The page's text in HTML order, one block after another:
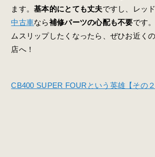
ます。基本的にとても丈夫ですし、レッ
中古車なら補修パーツの心配も不要です
ムスリップしたくなったら、ぜひお近く
店へ！
CB400 SUPER FOURという英雄【その